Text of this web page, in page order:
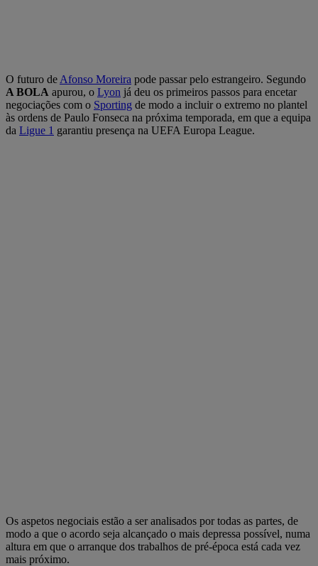
O futuro de Afonso Moreira pode passar pelo estrangeiro. Segundo
A BOLA apurou, o Lyon já deu os primeiros passos para encetar
negociações com o Sporting de modo a incluir o extremo no plantel
às ordens de Paulo Fonseca na próxima temporada, em que a equipa
da Ligue 1 garantiu presença na UEFA Europa League.
Os aspetos negociais estão a ser analisados por todas as partes, de
modo a que o acordo seja alcançado o mais depressa possível, numa
altura em que o arranque dos trabalhos de pré-época está cada vez
mais próximo.